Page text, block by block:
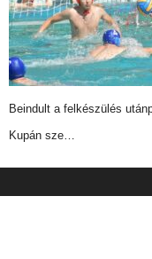
Beindult a felkészülés
Kupán sze…